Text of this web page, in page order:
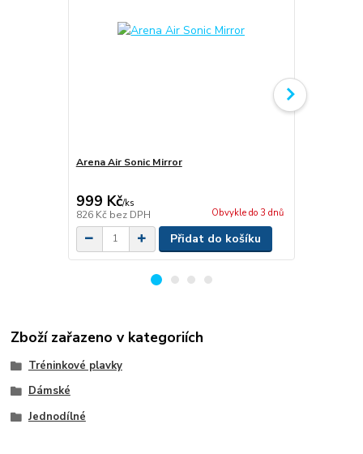
Arena Air Sonic Mirror
999 Kč/ks
826 Kč bez DPH Obvykle do 3 dnů
Přidat do košíku
Zboží zařazeno v kategoriích
Tréninkové plavky
Dámské
Jednodílné